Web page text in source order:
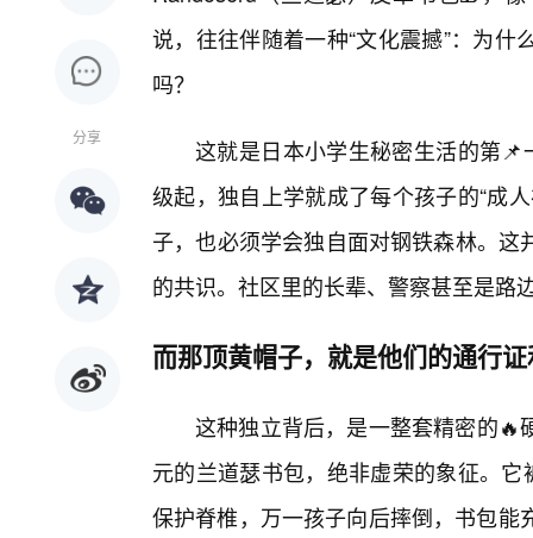
分享
说，往往伴随着一种“文化震撼”：为
吗？
这就是日本小学生秘密生活的第
级起，独自上学就成了每个孩子的“成
子，也必须学会独自面对钢铁森林。
的共识。社区里的长辈、警察甚至是路
而那顶黄帽子，就是他们的通行
这种独立背后，是一整套精密的🔥
元的兰道瑟书包，绝非虚荣的象征。
保护脊椎，万一孩子向后摔倒，书包